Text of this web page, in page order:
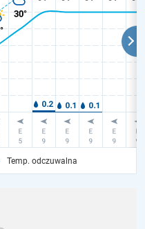
Temp. odczuwalna